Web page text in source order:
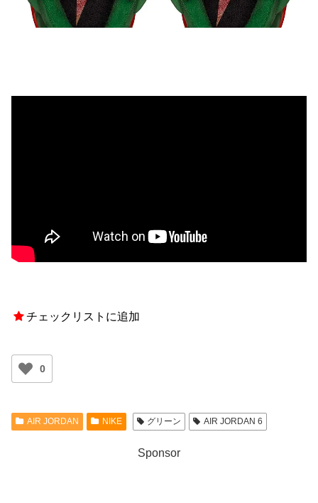
チェックリストに追加
0
AIR JORDAN NIKE グリーン AIR JORDAN 6
Sponsor